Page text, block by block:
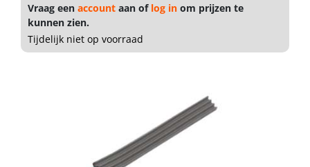
Vraag een account aan of log in om prijzen te
kunnen zien.
Tijdelijk niet op voorraad